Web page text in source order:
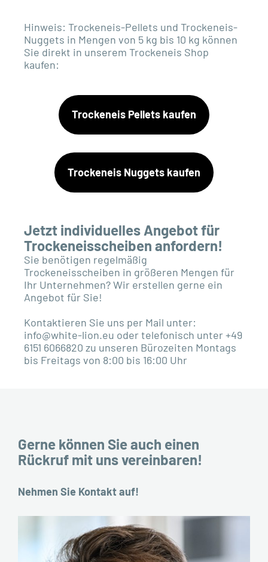
Hinweis: Trockeneis-Pellets und Trockeneis-
Nuggets in Mengen von 5 kg bis 10 kg können
Sie direkt in unserem Trockeneis Shop
kaufen:
Trockeneis Pellets kaufen
Trockeneis Nuggets kaufen
Jetzt individuelles Angebot für
Trockeneisscheiben anfordern!
Sie benötigen regelmäßig
Trockeneisscheiben in größeren Mengen für
Ihr Unternehmen? Wir erstellen gerne ein
Angebot für Sie!
Kontaktieren Sie uns per Mail unter:
info@white-lion.eu oder telefonisch unter +49
6151 6066820 zu unseren Bürozeiten Montags
bis Freitags von 8:00 bis 16:00 Uhr
Gerne können Sie auch einen
Rückruf mit uns vereinbaren!
Nehmen Sie Kontakt auf!